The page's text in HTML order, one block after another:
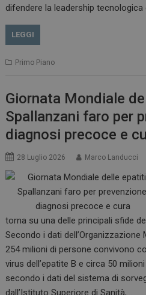
difendere la leadership tecnologica
LEGGI
Primo Piano
Giornata Mondiale
Spallanzani faro per
diagnosi precoce e
28 Luglio 2026 Marco Landucci
torna su una delle principali sfide
Secondo i dati dell’Organizzazione
254 milioni di persone convivono
virus dell’epatite B e circa 50
secondo i dati del sistema di
dall’Istituto Superiore di Sanità,…